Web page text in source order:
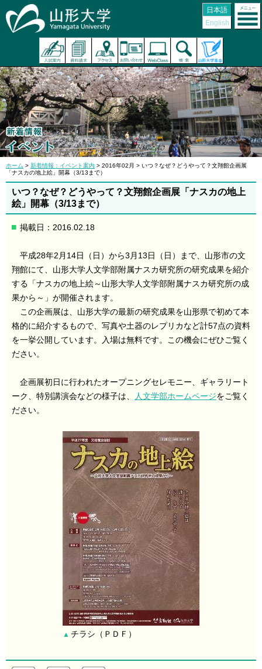
日本語
English
ホーム > 新着情報：イベント案内 > 2016年02月 > いつ？なぜ？どうやって？文翔館企画展
「ナスカの地上絵」開幕（3/13まで）
いつ？なぜ？どうやって？文翔館企画展「ナスカの地上
絵」開幕（3/13まで）
掲載日：2016.02.18
平成28年2月14日（日）から3月13日（日）まで、山形市の文
翔館にて、山形大学人文学部附属ナスカ研究所の研究成果を紹介
する「ナスカの地上絵～山形大学人文学部附属ナスカ研究所の成
果から～」が開催されます。
この企画展は、山形大学の最新の研究成果を山形県で初めて本
格的に紹介するもので、写真や土器のレプリカなど計57点の資料
を一挙公開しています。入場は無料です。この機会にぜひご覧く
ださい。
企画展初日に行われたオープニングセレモニー、ギャラリート
ーク、特別講演会などの様子は、
人文学部ホームページをご覧く
ださい。
▲ チラシ（ＰＤＦ）